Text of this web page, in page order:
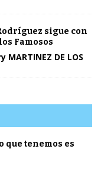
sigue con
Famosos
MARTINEZ DE LOS
que tenemos es